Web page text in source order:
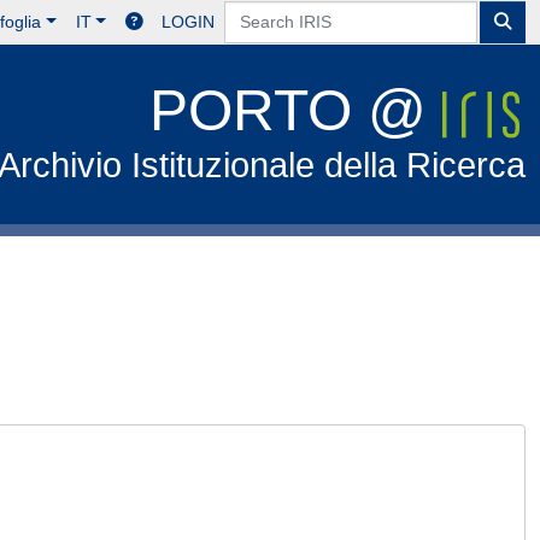
IT LOGIN
PORTO @
Istituzionale della Ricerca